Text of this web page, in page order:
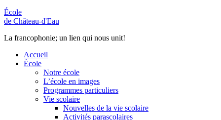
École
de Château-d'Eau
La francophonie; un lien qui nous unit!
Accueil
École
Notre école
L’école en images
Programmes particuliers
Vie scolaire
Nouvelles de la vie scolaire
Activités parascolaires